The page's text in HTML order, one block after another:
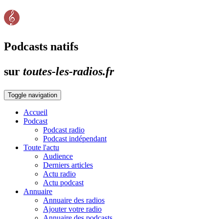
Podcasts natifs
sur toutes-les-radios.fr
Toggle navigation
Accueil
Podcast
Podcast radio
Podcast indépendant
Toute l'actu
Audience
Derniers articles
Actu radio
Actu podcast
Annuaire
Annuaire des radios
Ajouter votre radio